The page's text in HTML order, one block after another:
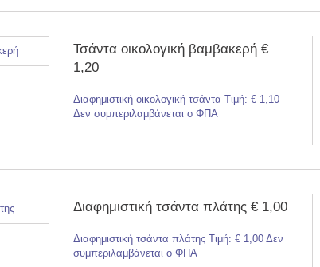
Τσάντα οικολογική βαμβακερή €
1,20
Διαφημιστική οικολογική τσάντα Τιμή: € 1,10
Δεν συμπεριλαμβάνεται ο ΦΠΑ
Διαφημιστική τσάντα πλάτης € 1,00
Διαφημιστική τσάντα πλάτης Τιμή: € 1,00 Δεν
συμπεριλαμβάνεται ο ΦΠΑ